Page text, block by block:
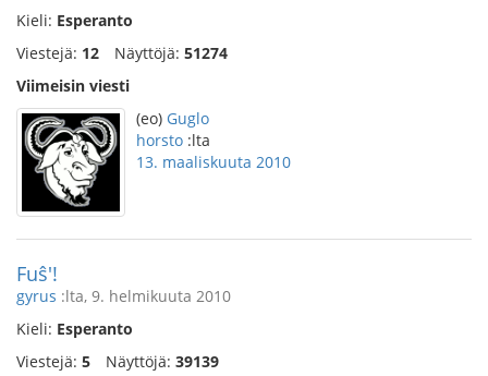
Kieli: Esperanto
Viestejä: 12 Näyttöjä: 51274
Viimeisin viesti
(eo) Guglo
horsto :lta
13. maaliskuuta 2010
Fuŝ'!
gyrus :lta, 9. helmikuuta 2010
Kieli: Esperanto
Viestejä: 5 Näyttöjä: 39139